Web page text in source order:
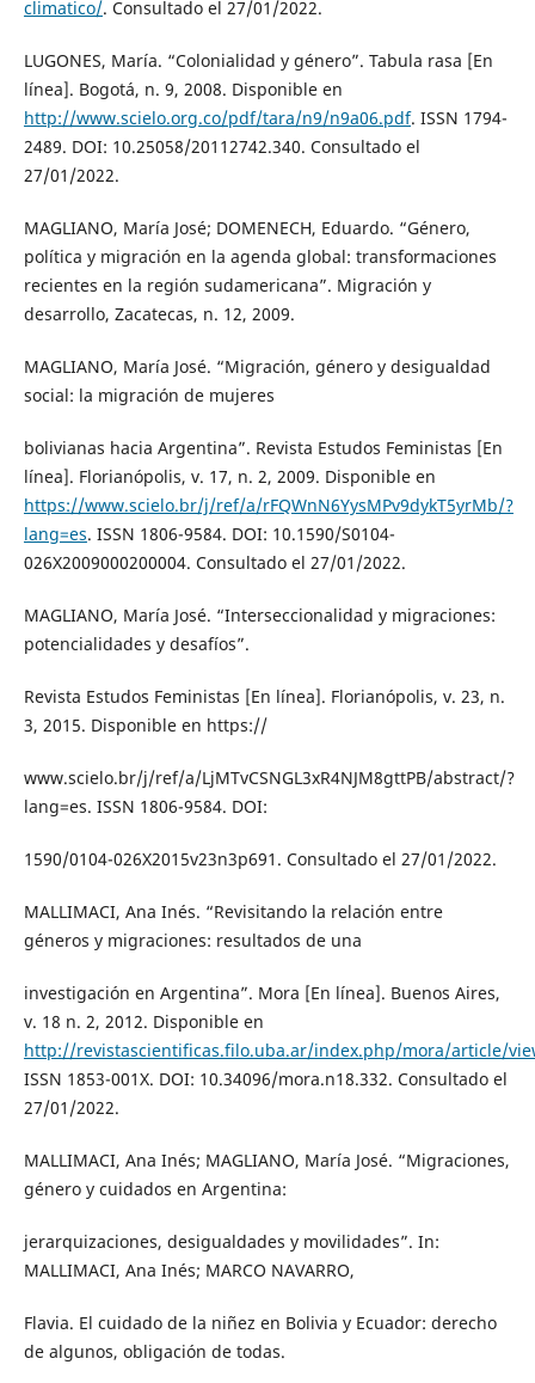
climatico/. Consultado el 27/01/2022.
LUGONES, María. “Colonialidad y género”. Tabula rasa [En
línea]. Bogotá, n. 9, 2008. Disponible en
http://www.scielo.org.co/pdf/tara/n9/n9a06.pdf. ISSN 1794-
2489. DOI: 10.25058/20112742.340. Consultado el
27/01/2022.
MAGLIANO, María José; DOMENECH, Eduardo. “Género,
política y migración en la agenda global: transformaciones
recientes en la región sudamericana”. Migración y
desarrollo, Zacatecas, n. 12, 2009.
MAGLIANO, María José. “Migración, género y desigualdad
social: la migración de mujeres
bolivianas hacia Argentina”. Revista Estudos Feministas [En
línea]. Florianópolis, v. 17, n. 2, 2009. Disponible en
https://www.scielo.br/j/ref/a/rFQWnN6YysMPv9dykT5yrMb/?
lang=es. ISSN 1806-9584. DOI: 10.1590/S0104-
026X2009000200004. Consultado el 27/01/2022.
MAGLIANO, María José. “Interseccionalidad y migraciones:
potencialidades y desafíos”.
Revista Estudos Feministas [En línea]. Florianópolis, v. 23, n.
3, 2015. Disponible en https://
www.scielo.br/j/ref/a/LjMTvCSNGL3xR4NJM8gttPB/abstract/?
lang=es. ISSN 1806-9584. DOI:
1590/0104-026X2015v23n3p691. Consultado el 27/01/2022.
MALLIMACI, Ana Inés. “Revisitando la relación entre
géneros y migraciones: resultados de una
investigación en Argentina”. Mora [En línea]. Buenos Aires,
v. 18 n. 2, 2012. Disponible en
http://revistascientificas.filo.uba.ar/index.php/mora/article/
ISSN 1853-001X. DOI: 10.34096/mora.n18.332. Consultado el
27/01/2022.
MALLIMACI, Ana Inés; MAGLIANO, María José. “Migraciones,
género y cuidados en Argentina:
jerarquizaciones, desigualdades y movilidades”. In:
MALLIMACI, Ana Inés; MARCO NAVARRO,
Flavia. El cuidado de la niñez en Bolivia y Ecuador: derecho
de algunos, obligación de todas.